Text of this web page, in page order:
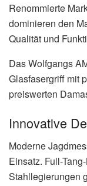
Renommierte
dominieren den
Qualität und
Das Wolfgangs
Glasfasergriff mit
preiswerten
Innovative
Moderne
Einsatz. Full-
Stahllegierungen